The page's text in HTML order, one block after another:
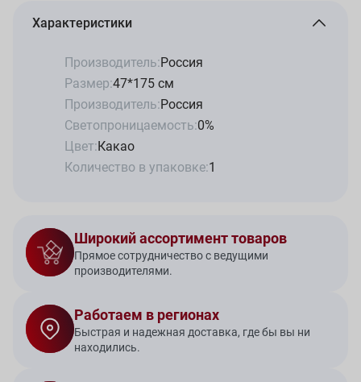
Характеристики
Производитель:Россия
Размер:47*175 см
Производитель:Россия
Светопроницаемость:0%
Цвет: Какао
Количество в упаковке:1
Широкий ассортимент товаров
Прямое сотрудничество с ведущими
производителями.
Работаем в регионах
Быстрая и надежная доставка, где бы вы ни
находились.